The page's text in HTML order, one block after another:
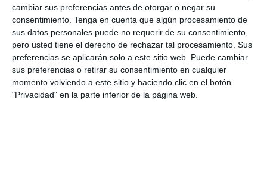
cambiar sus preferencias antes de otorgar o negar su
consentimiento. Tenga en cuenta que algún procesamiento de
sus datos personales puede no requerir de su consentimiento,
pero usted tiene el derecho de rechazar tal procesamiento. Sus
preferencias se aplicarán solo a este sitio web. Puede cambiar
sus preferencias o retirar su consentimiento en cualquier
momento volviendo a este sitio y haciendo clic en el botón
"Privacidad" en la parte inferior de la página web.